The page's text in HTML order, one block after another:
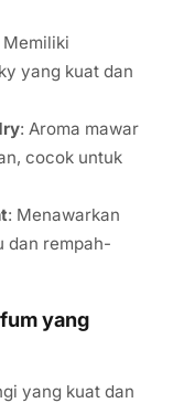
Memiliki
yang kuat dan
: Aroma mawar
cocok untuk
: Menawarkan
dan rempah-
yang
yang kuat dan